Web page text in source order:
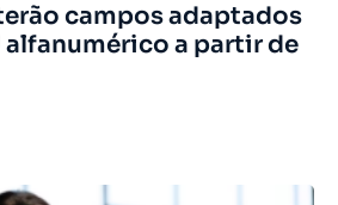
campos adaptados
alfanumérico a partir de